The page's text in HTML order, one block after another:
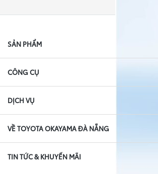
SẢN PHẨM
CÔNG CỤ
DỊCH VỤ
VỀ TOYOTA OKAYAMA ĐÀ NẴNG
TIN TỨC & KHUYẾN MÃI